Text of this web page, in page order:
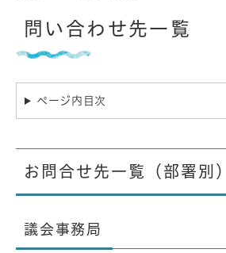
問い合わせ先一覧
ページ内目次
お問合せ先一覧（部署別）
議会事務局